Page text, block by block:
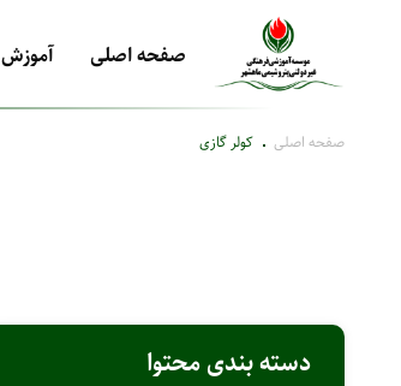
صفحه اصلی آموزش
صفحه اصلی کولر گازی
دسته بندی محتوا